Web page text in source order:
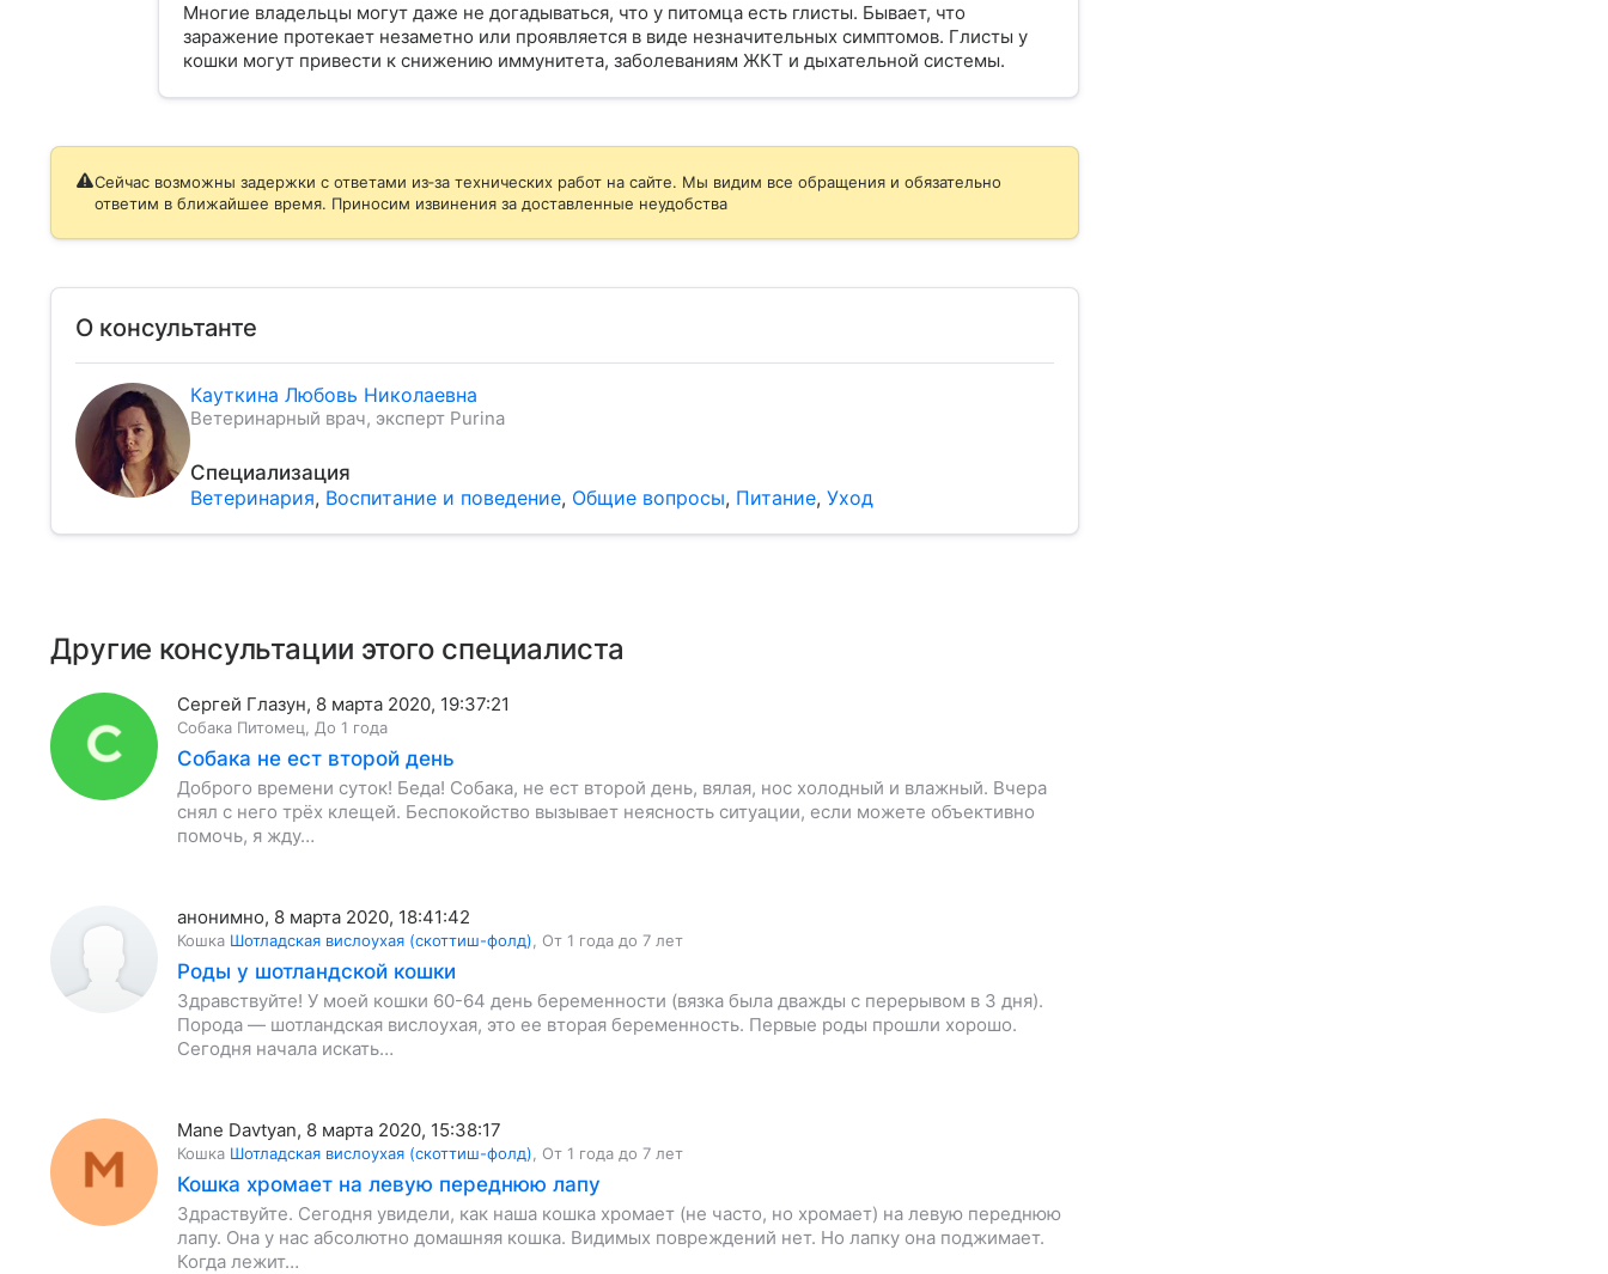
Многие владельцы могут даже не догадываться, что у питомца есть глисты. Бывает, что
заражение протекает незаметно или проявляется в виде незначительных симптомов. Глисты у
кошки могут привести к снижению иммунитета, заболеваниям ЖКТ и дыхательной системы.
Сейчас возможны задержки с ответами из‑за технических работ на сайте. Мы видим все обращения и обязательно
ответим в ближайшее время. Приносим извинения за доставленные неудобства
О консультанте
Кауткина Любовь Николаевна
Ветеринарный врач, эксперт Purina
Специализация
Ветеринария, Воспитание и поведение, Общие вопросы, Питание, Уход
Другие консультации этого специалиста
Сергей Глазун, 8 марта 2020, 19:37:21
Собака Питомец До 1 года
Собака не ест второй день
Доброго времени суток! Беда! Собака, не ест второй день, вялая, нос холодный и влажный. Вчера
снял с него трёх клещей. Беспокойство вызывает неясность ситуации, если можете объективно
помочь, я жду…
анонимно, 8 марта 2020, 18:41:42
Кошка Шотладская вислоухая (скоттиш-фолд) От 1 года до 7 лет
Роды у шотландской кошки
Здравствуйте! У моей кошки 60-64 день беременности (вязка была дважды с перерывом в 3 дня).
Порода — шотландская вислоухая, это ее вторая беременность. Первые роды прошли хорошо.
Сегодня начала искать…
Mane Davtyan, 8 марта 2020, 15:38:17
Кошка Шотладская вислоухая (скоттиш-фолд) От 1 года до 7 лет
Кошка хромает на левую переднюю лапу
Здраствуйте. Сегодня увидели, как наша кошка хромает (не часто, но хромает) на левую переднюю
лапу. Она у нас абсолютно домашняя кошка. Видимых повреждений нет. Но лапку она поджимает.
Когда лежит…